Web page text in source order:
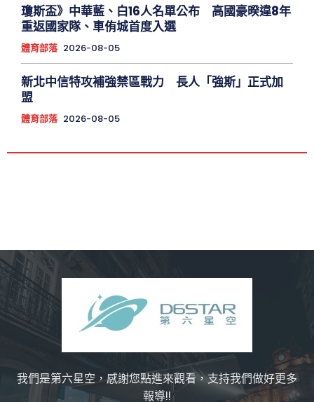
瓊斯盃》中華藍、白16人名單公布 高國豪暌違8年
重返國家隊、車侑城首度入選
體育部落 2026-08-05
新北中信特攻補強禁區戰力 長人「強斯」正式加
盟
體育部落 2026-08-05
我們是第六星空，感謝您點進來觀看，支持我們做好更多
報導!!